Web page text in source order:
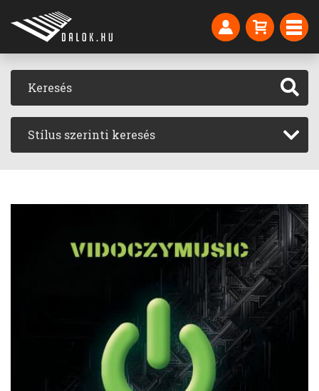
Stílus szerinti keresés